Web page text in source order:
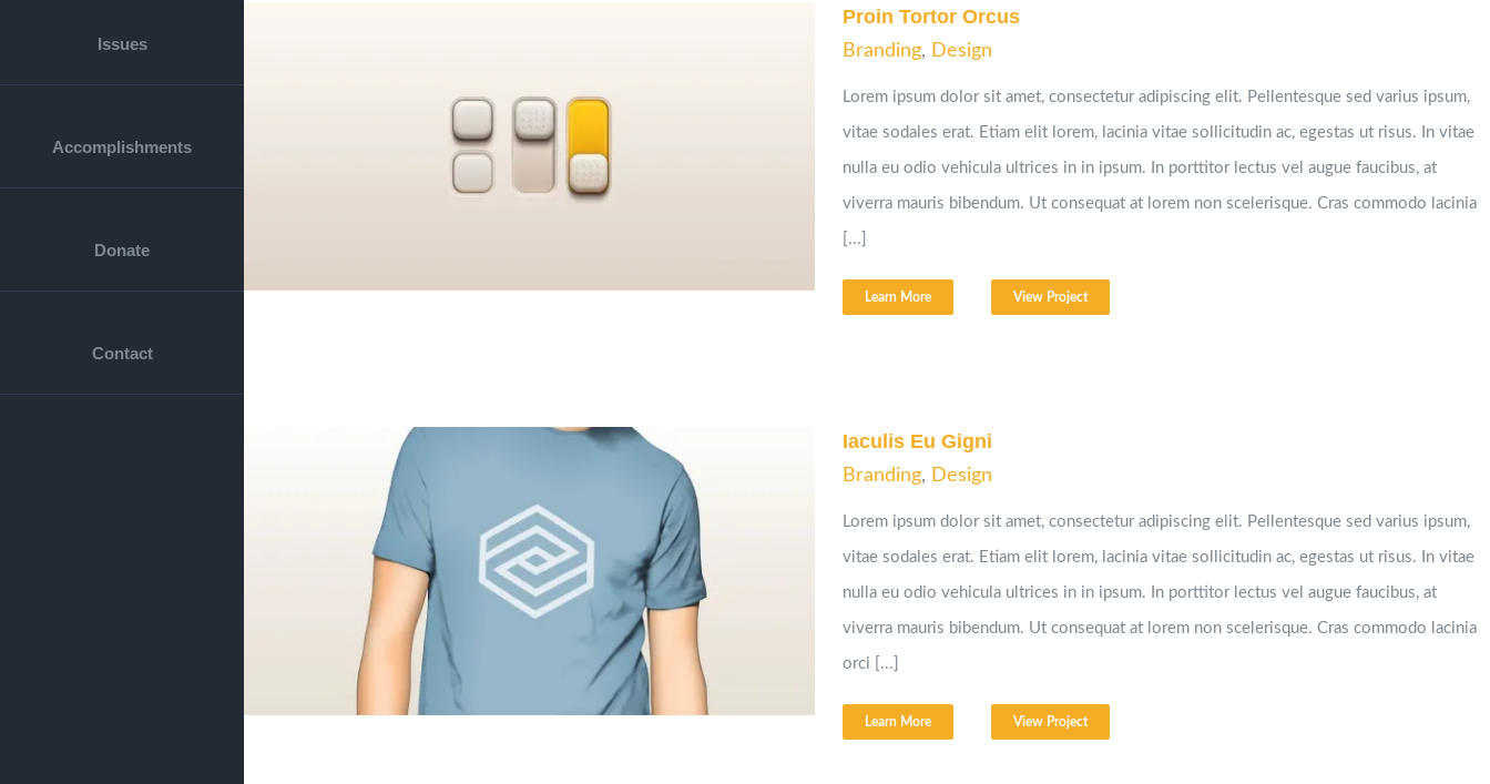
Issues
Accomplishments
Donate
Contact
Proin Tortor Orcus
Branding, Design
Lorem ipsum dolor sit amet, consectetur adipiscing elit. Pellentesque sed varius ipsum,
vitae sodales erat. Etiam elit lorem, lacinia vitae sollicitudin ac, egestas ut risus. In vitae
nulla eu odio vehicula ultrices in in ipsum. In porttitor lectus vel augue faucibus, at
viverra mauris bibendum. Ut consequat at lorem non scelerisque. Cras commodo lacinia
[...]
Learn More View Project
Iaculis Eu Gigni
Branding, Design
Lorem ipsum dolor sit amet, consectetur adipiscing elit. Pellentesque sed varius ipsum,
vitae sodales erat. Etiam elit lorem, lacinia vitae sollicitudin ac, egestas ut risus. In vitae
nulla eu odio vehicula ultrices in in ipsum. In porttitor lectus vel augue faucibus, at
viverra mauris bibendum. Ut consequat at lorem non scelerisque. Cras commodo lacinia
orci [...]
Learn More View Project